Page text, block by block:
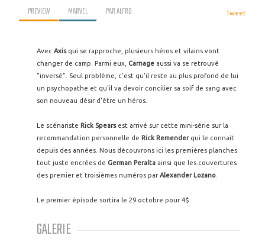
PREVIEW MARVEL PARALFRO Tweet
Avec Axisqui se rapproche, plusieurs héros et vilains vont
changer de camp. Parmi eux, Carnage aussi va se retrouvé
"inversé". Seul problème, c'est qu'il reste au plus profond de lui
un psychopathe et qu'il va devoir concilier sa soif de sang avec
son nouveau désir d'être un héros.
Le scénariste Rick Spearsest arrivé sur cette mini-série sur la
recommandation personnelle de Rick Remenderqui le connait
depuis des années. Nous découvrons ici les premières planches
tout juste encrées de German Peralta ainsi que les couvertures
des premier et troisièmes numéros parAlexander Lozano
Le premier épisode sortira le 29 octobre pour 4$.
GALERIE